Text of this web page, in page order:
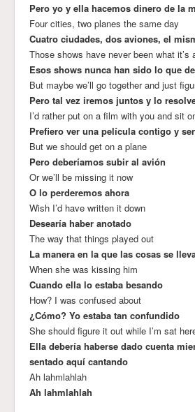
Pero yo y ella hacemos dinero de la
Four cities, two planes the same day
Cuatro ciudades, dos aviones, el
Those shows have never been what it’s
Esos shows nunca han sido lo que
But maybe we’ll go together and just
Pero tal vez iremos juntos y lo
I’d rather put on a film with you and sit
Prefiero ver una película contigo y
But we should get on a plane
Pero deberíamos subir al avión
Or we’ll be missing it now
O lo perderemos ahora
Wish I’d have written it down
Desearía haber anotado
The way that things played out
La manera en la que las cosas se
When she was kissing him
Cuando ella lo estaba besando
How? I was confused about
¿Cómo? Yo estaba tan confundido
She should figure it out while I’m sat
Ella debería haberse dado cuenta
sentado aquí cantando
Ah lahmlahlah
Ah lahmlahlah